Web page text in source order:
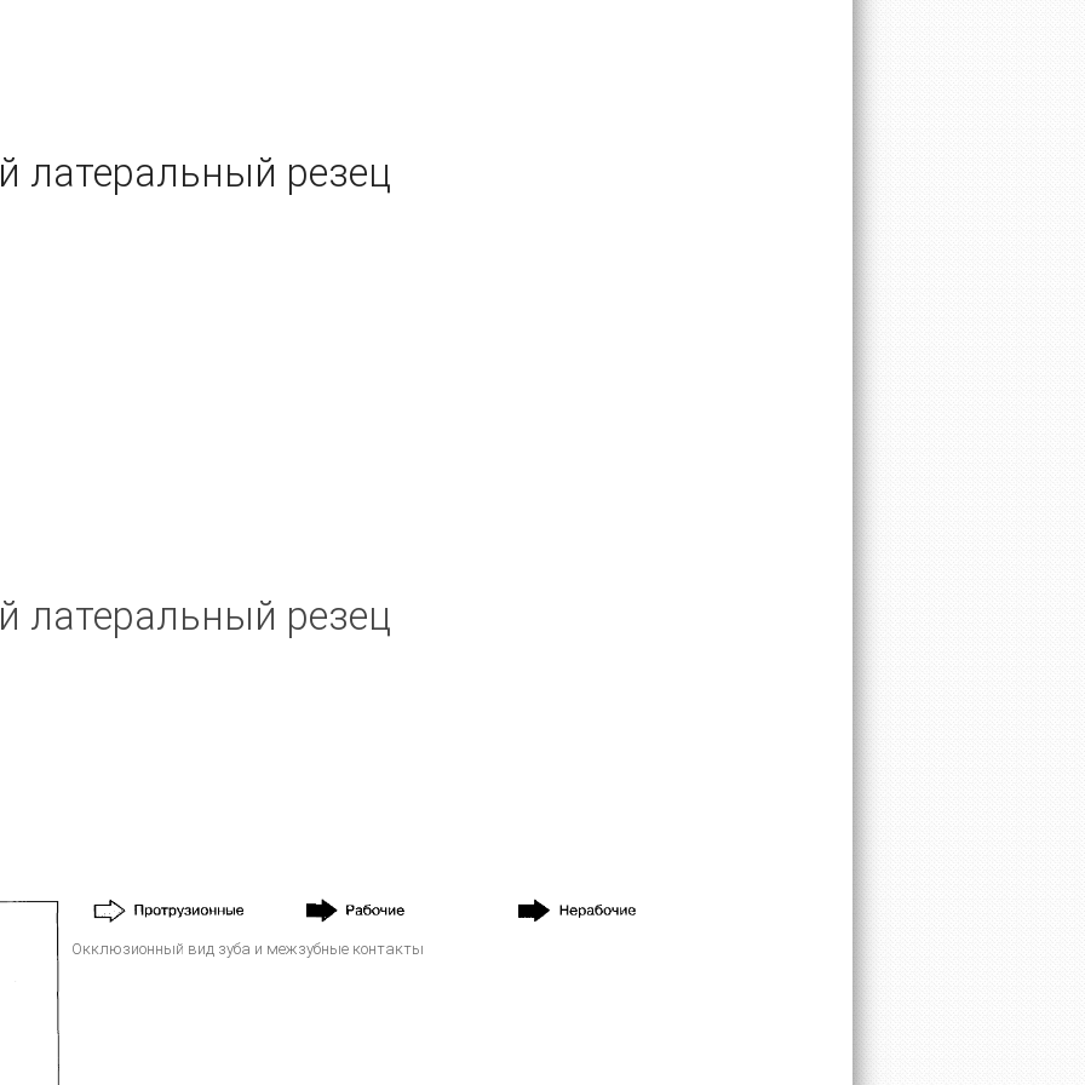
латеральный резец
латеральный резец
Окклюзионный вид зуба и межзубные контакты